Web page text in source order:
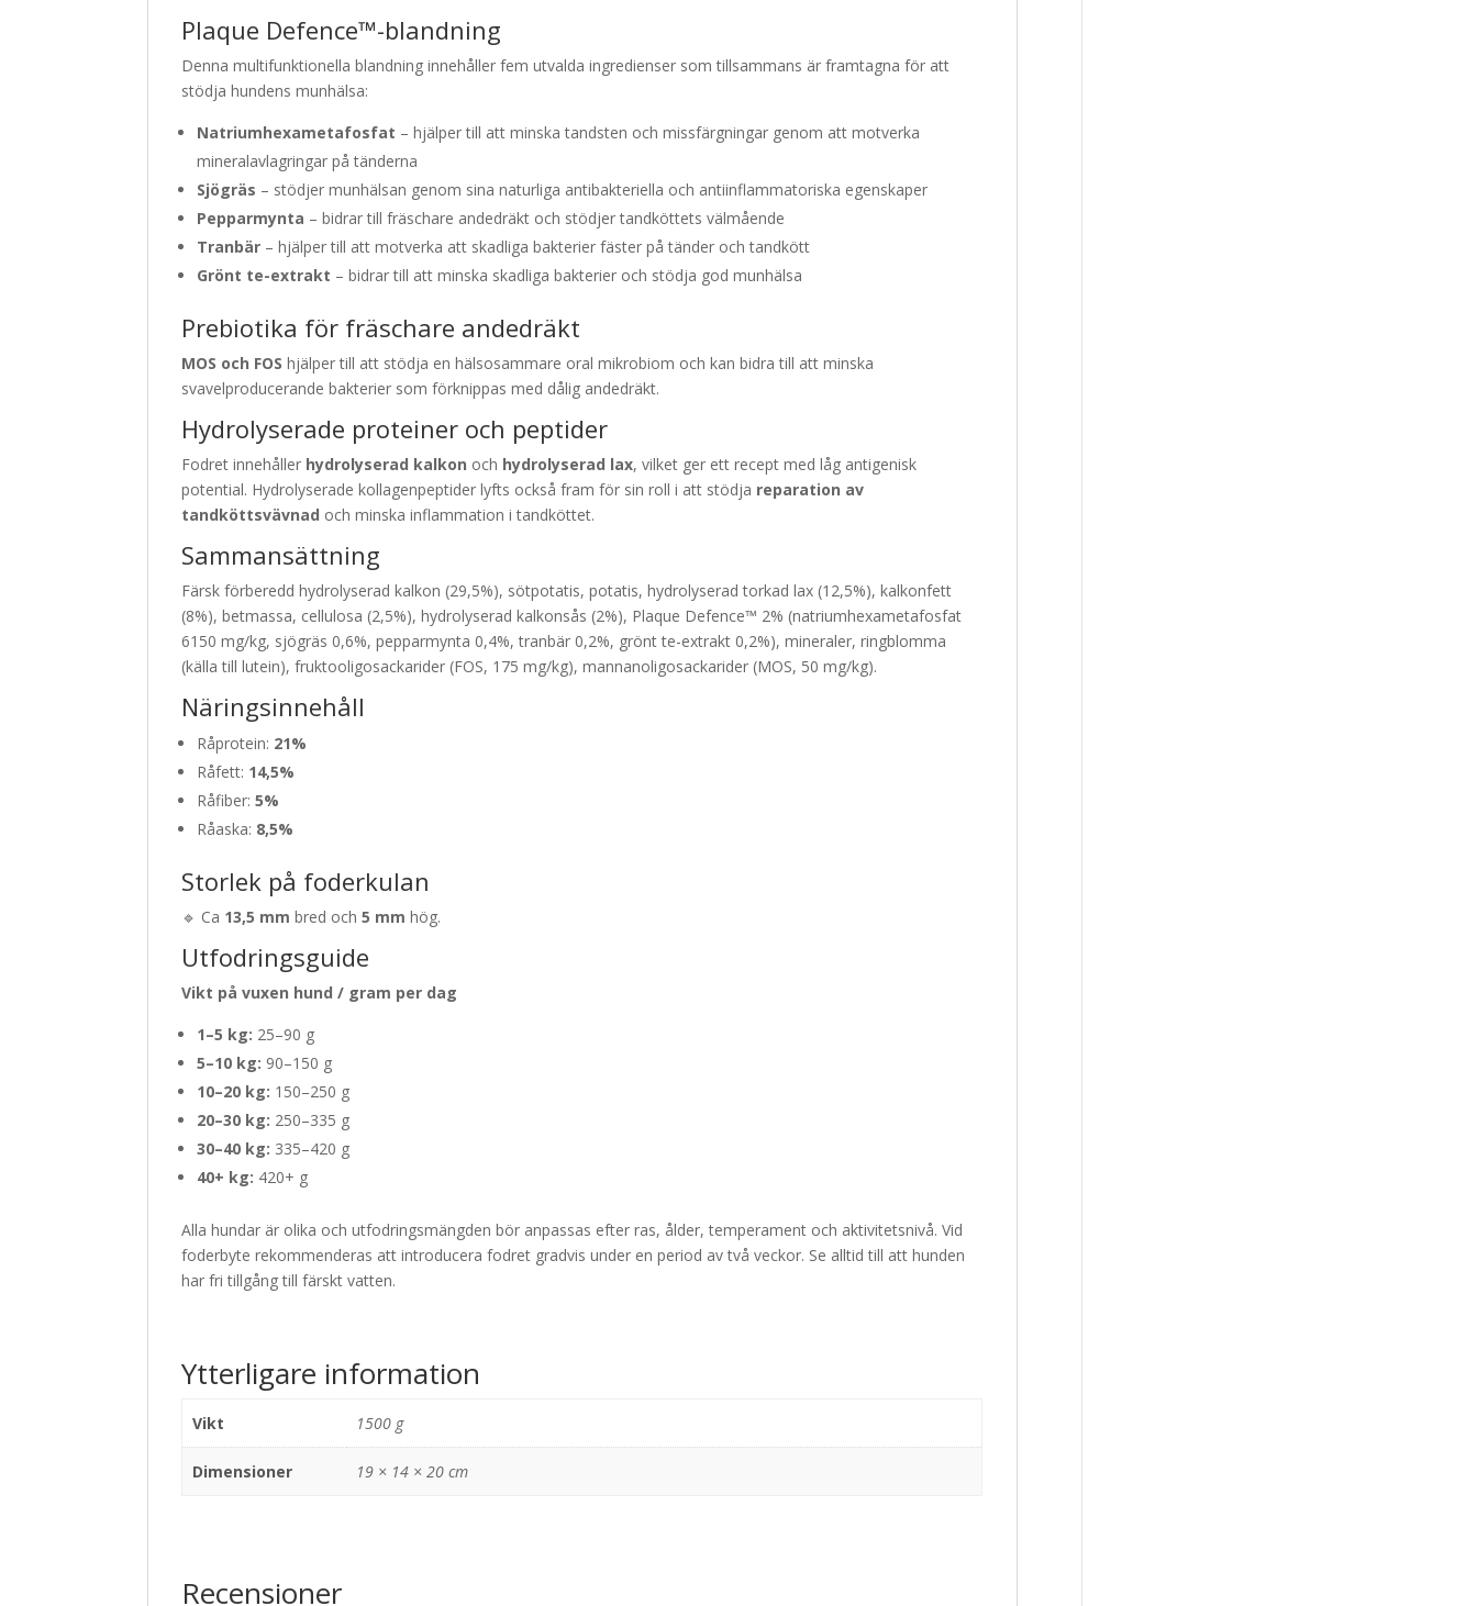
Plaque Defence™-blandning
Denna multifunktionella blandning innehåller fem utvalda ingredienser som tillsammans är framtagna för att
stödja hundens munhälsa:
Natriumhexametafosfat – hjälper till att minska tandsten och missfärgningar genom att motverka
mineralavlagringar på tänderna
Sjögräs – stödjer munhälsan genom sina naturliga antibakteriella och antiinflammatoriska egenskaper
Pepparmynta – bidrar till fräschare andedräkt och stödjer tandköttets välmående
Tranbär – hjälper till att motverka att skadliga bakterier fäster på tänder och tandkött
Grönt te-extrakt – bidrar till att minska skadliga bakterier och stödja god munhälsa
Prebiotika för fräschare andedräkt
MOS och FOS hjälper till att stödja en hälsosammare oral mikrobiom och kan bidra till att minska
svavelproducerande bakterier som förknippas med dålig andedräkt.
Hydrolyserade proteiner och peptider
Fodret innehåller hydrolyserad kalkon och hydrolyserad lax, vilket ger ett recept med låg antigenisk
potential. Hydrolyserade kollagenpeptider lyfts också fram för sin roll i att stödja reparation av
tandköttsvävnad och minska inflammation i tandköttet.
Sammansättning
Färsk förberedd hydrolyserad kalkon (29,5%), sötpotatis, potatis, hydrolyserad torkad lax (12,5%), kalkonfett
(8%), betmassa, cellulosa (2,5%), hydrolyserad kalkonsås (2%), Plaque Defence™ 2% (natriumhexametafosfat
6150 mg/kg, sjögräs 0,6%, pepparmynta 0,4%, tranbär 0,2%, grönt te-extrakt 0,2%), mineraler, ringblomma
(källa till lutein), fruktooligosackarider (FOS, 175 mg/kg), mannanoligosackarider (MOS, 50 mg/kg).
Näringsinnehåll
Råprotein: 21%
Råfett: 14,5%
Råfiber:5%
Råaska: 8,5%
Storlek på foderkulan
🔹 Ca 13,5 mm bred och5 mm hög.
Utfodringsguide
Vikt på vuxen hund / gram per dag
1–5 kg: 25–90 g
5–10 kg: 90–150 g
10–20 kg: 150–250 g
20–30 kg: 250–335 g
30–40 kg: 335–420 g
40+ kg: 420+ g
Alla hundar är olika och utfodringsmängden bör anpassas efter ras, ålder, temperament och aktivitetsnivå. Vid
foderbyte rekommenderas att introducera fodret gradvis under en period av två veckor. Se alltid till att hunden
har fri tillgång till färskt vatten.
Ytterligare information
Vikt 1500 g
Dimensioner 19 × 14 × 20 cm
Recensioner